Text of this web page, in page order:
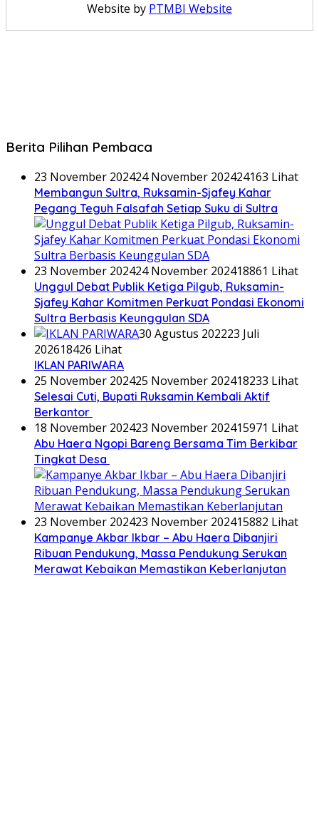
Website by PTMBI Website
Berita Pilihan Pembaca
23 November 202424 November 202424163 Lihat
Membangun Sultra, Ruksamin-Sjafey Kahar
Pegang Teguh Falsafah Setiap Suku di Sultra
23 November 202424 November 202418861 Lihat
Unggul Debat Publik Ketiga Pilgub, Ruksamin-
Sjafey Kahar Komitmen Perkuat Pondasi Ekonomi
Sultra Berbasis Keunggulan SDA
30 Agustus 202223 Juli
202618426 Lihat
IKLAN PARIWARA
25 November 202425 November 202418233 Lihat
Selesai Cuti, Bupati Ruksamin Kembali Aktif
Berkantor
18 November 202423 November 202415971 Lihat
Abu Haera Ngopi Bareng Bersama Tim Berkibar
Tingkat Desa
23 November 202423 November 202415882 Lihat
Kampanye Akbar Ikbar – Abu Haera Dibanjiri
Ribuan Pendukung, Massa Pendukung Serukan
Merawat Kebaikan Memastikan Keberlanjutan